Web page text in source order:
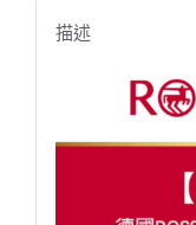
描述